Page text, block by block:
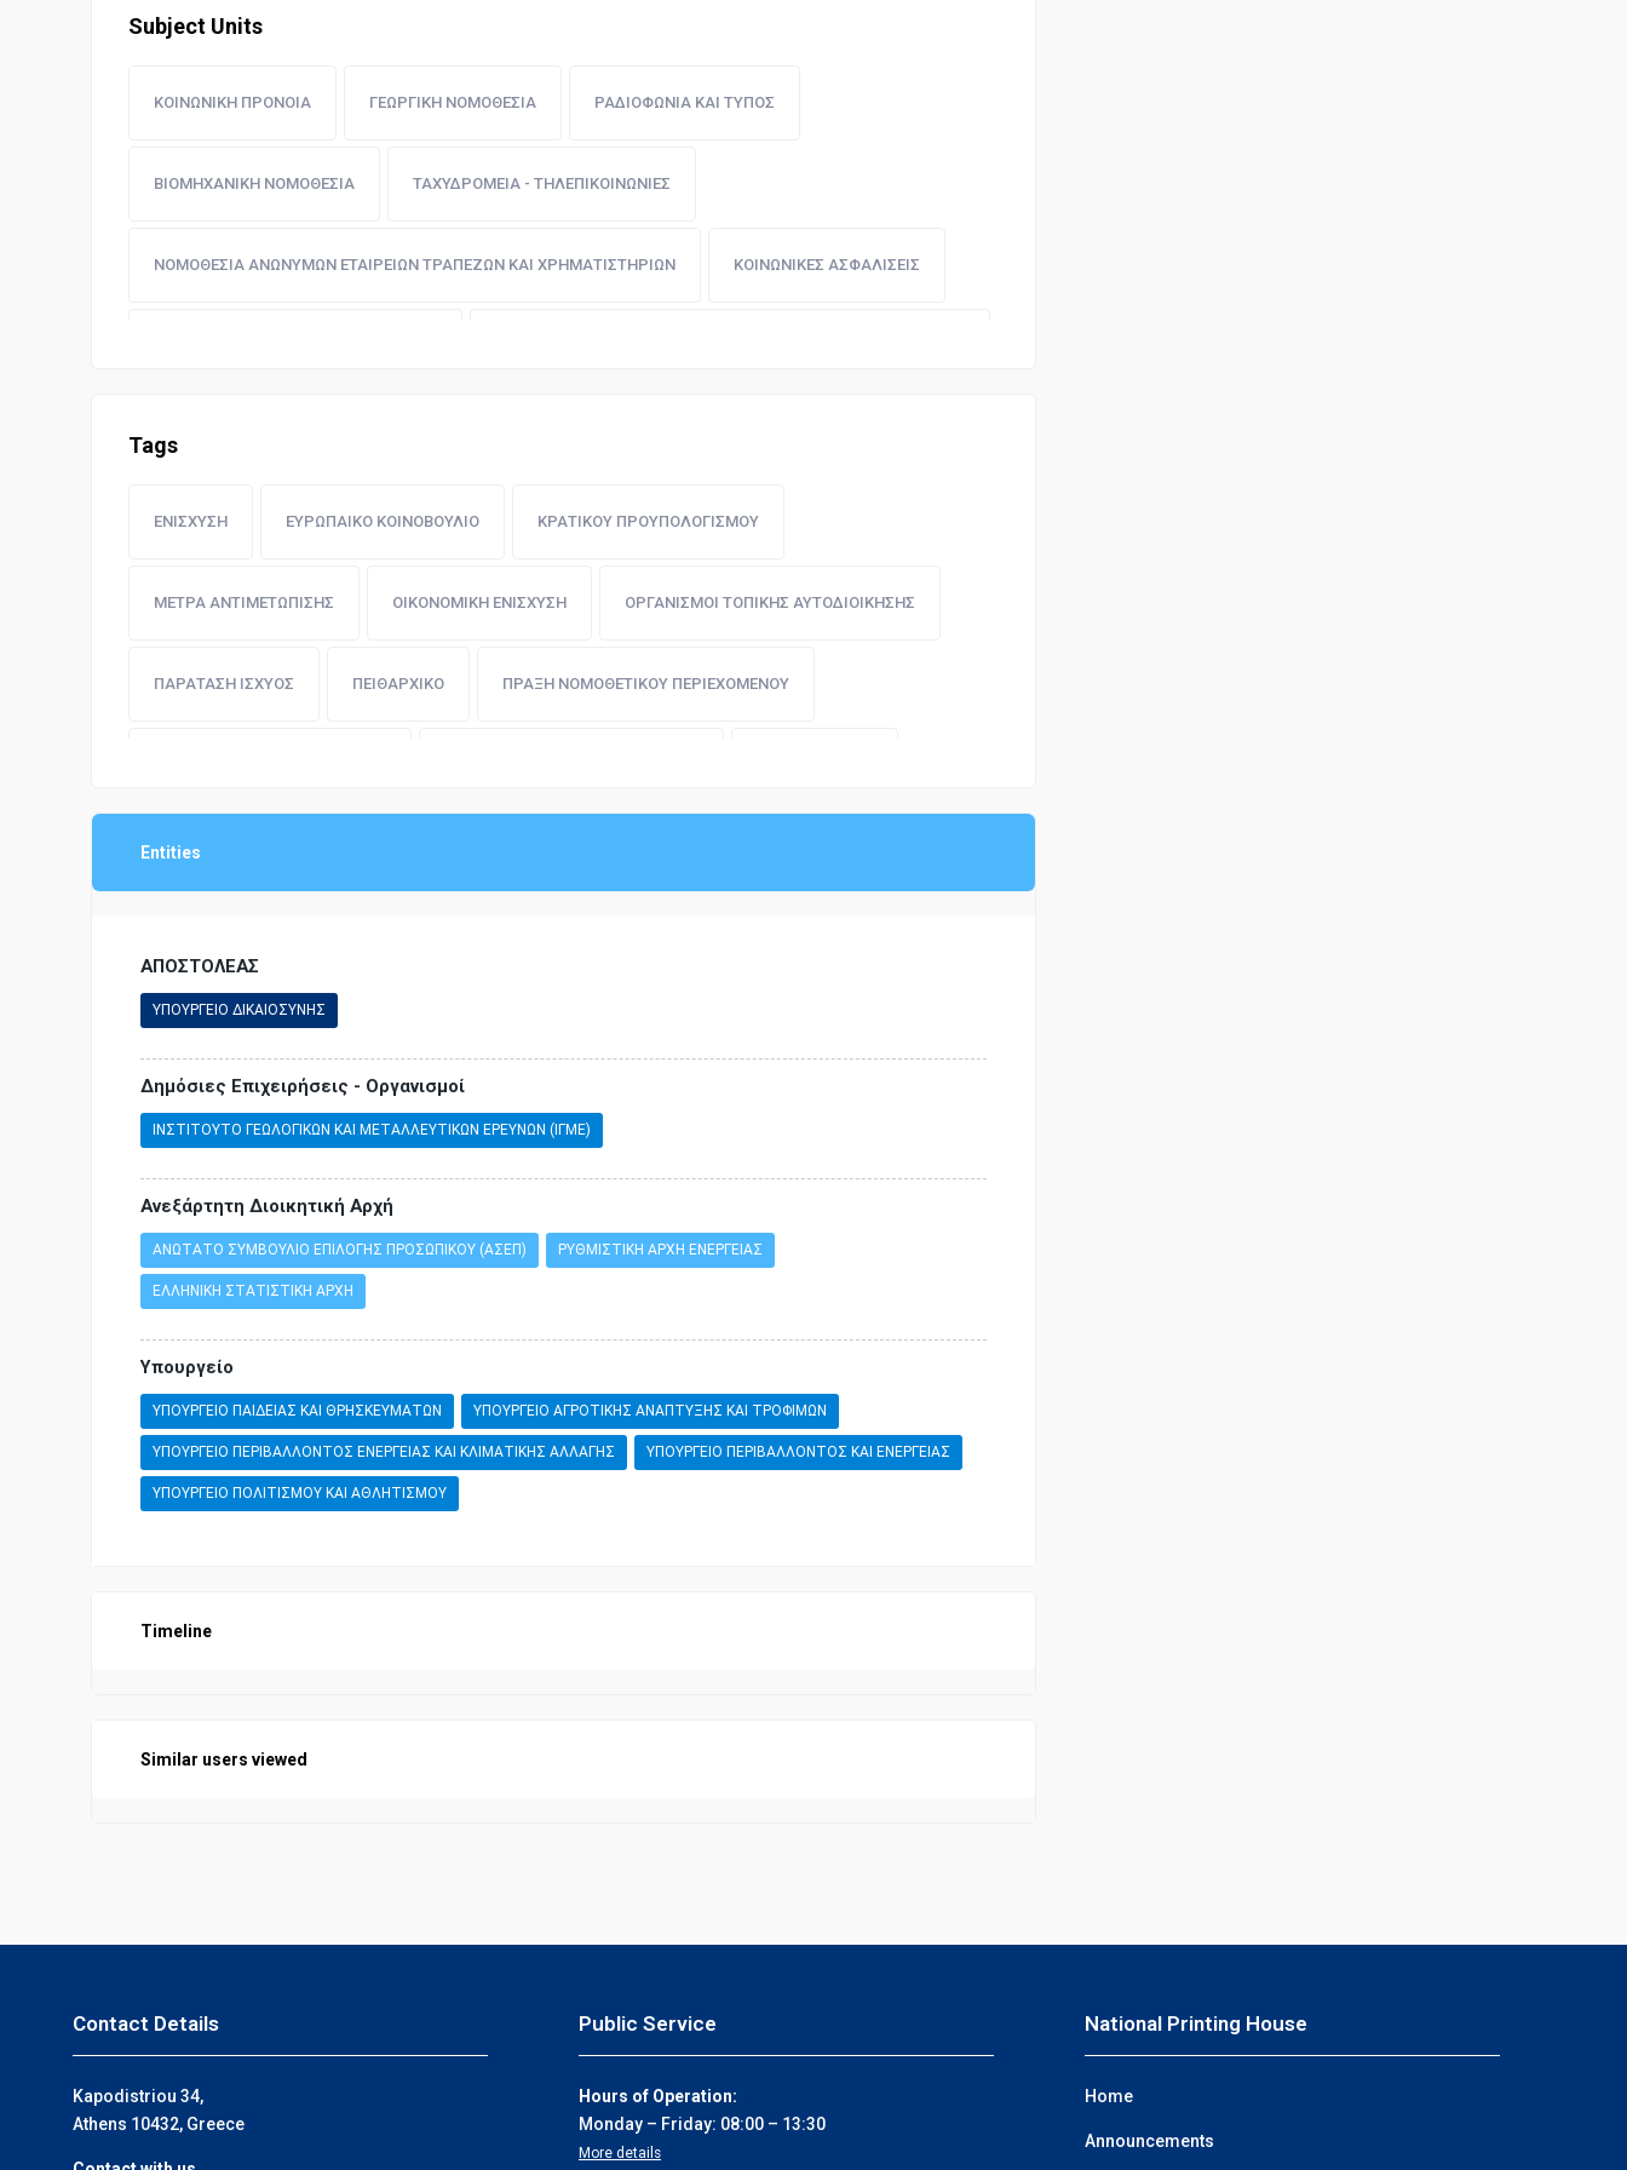
Subject Units
ΚΟΙΝΩΝΙΚΗ ΠΡΟΝΟΙΑ ΓΕΩΡΓΙΚΗ ΝΟΜΟΘΕΣΙΑ ΡΑΔΙΟΦΩΝΙΑ ΚΑΙ ΤΥΠΟΣ
ΒΙΟΜΗΧΑΝΙΚΗ ΝΟΜΟΘΕΣΙΑ ΤΑΧΥΔΡΟΜΕΙΑ - ΤΗΛΕΠΙΚΟΙΝΩΝΙΕΣ
ΝΟΜΟΘΕΣΙΑ ΑΝΩΝΥΜΩΝ ΕΤΑΙΡΕΙΩΝ ΤΡΑΠΕΖΩΝ ΚΑΙ ΧΡΗΜΑΤΙΣΤΗΡΙΩΝ ΚΟΙΝΩΝΙΚΕΣ ΑΣΦΑΛΙΣΕΙΣ
Tags
ΕΝΙΣΧΥΣΗ ΕΥΡΩΠΑΙΚΟ ΚΟΙΝΟΒΟΥΛΙΟ ΚΡΑΤΙΚΟΥ ΠΡΟΥΠΟΛΟΓΙΣΜΟΥ
ΜΕΤΡΑ ΑΝΤΙΜΕΤΩΠΙΣΗΣ ΟΙΚΟΝΟΜΙΚΗ ΕΝΙΣΧΥΣΗ ΟΡΓΑΝΙΣΜΟΙ ΤΟΠΙΚΗΣ ΑΥΤΟΔΙΟΙΚΗΣΗΣ
ΠΑΡΑΤΑΣΗ ΙΣΧΥΟΣ ΠΕΙΘΑΡΧΙΚΟ ΠΡΑΞΗ ΝΟΜΟΘΕΤΙΚΟΥ ΠΕΡΙΕΧΟΜΕΝΟΥ
ΣΥΓΚΡΟΤΗΣΗ ΕΠΙΤΡΟΠΗΣ
Entities
ΑΠΟΣΤΟΛΕΑΣ
ΥΠΟΥΡΓΕΙΟ ΔΙΚΑΙΟΣΥΝΗΣ
Δημόσιες Επιχειρήσεις - Οργανισμοί
ΙΝΣΤΙΤΟΥΤΟ ΓΕΩΛΟΓΙΚΩΝ ΚΑΙ ΜΕΤΑΛΛΕΥΤΙΚΩΝ ΕΡΕΥΝΩΝ (ΙΓΜΕ)
Ανεξάρτητη Διοικητική Αρχή
ΑΝΩΤΑΤΟ ΣΥΜΒΟΥΛΙΟ ΕΠΙΛΟΓΗΣ ΠΡΟΣΩΠΙΚΟΥ (ΑΣΕΠ) ΡΥΘΜΙΣΤΙΚΗ ΑΡΧΗ ΕΝΕΡΓΕΙΑΣ
ΕΛΛΗΝΙΚΗ ΣΤΑΤΙΣΤΙΚΗ ΑΡΧΗ
Υπουργείο
ΥΠΟΥΡΓΕΙΟ ΠΑΙΔΕΙΑΣ ΚΑΙ ΘΡΗΣΚΕΥΜΑΤΩΝ ΥΠΟΥΡΓΕΙΟ ΑΓΡΟΤΙΚΗΣ ΑΝΑΠΤΥΞΗΣ ΚΑΙ ΤΡΟΦΙΜΩΝ
ΥΠΟΥΡΓΕΙΟ ΠΕΡΙΒΑΛΛΟΝΤΟΣ ΕΝΕΡΓΕΙΑΣ ΚΑΙ ΚΛΙΜΑΤΙΚΗΣ ΑΛΛΑΓΗΣ ΥΠΟΥΡΓΕΙΟ ΠΕΡΙΒΑΛΛΟΝΤΟΣ ΚΑΙ ΕΝΕΡΓΕΙΑΣ
ΥΠΟΥΡΓΕΙΟ ΠΟΛΙΤΙΣΜΟΥ ΚΑΙ ΑΘΛΗΤΙΣΜΟΥ
Timeline
Similar users viewed
Contact Details
Kapodistriou 34,
Athens 10432, Greece
Public Service
Hours of Operation:
Monday – Friday: 08:00 – 13:30
More details
National Printing House
Home
Announcements